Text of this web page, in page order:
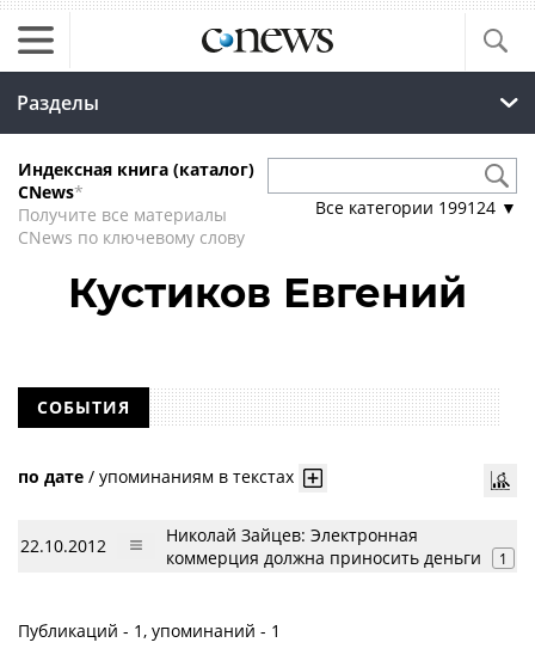
Разделы
Индексная книга (каталог)
CNews*
Получите все материалы
CNews по ключевому слову
Все категории 199124 ▼
Кустиков Евгений
СОБЫТИЯ
по дате / упоминаниям в текстах
22.10.2012
Николай Зайцев: Электронная
коммерция должна приносить деньги
1
Публикаций - 1, упоминаний - 1